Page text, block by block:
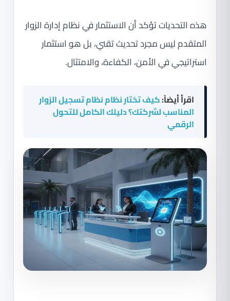
هذه التحديات تؤكد أن الاستثمار في نظام إدارة الزوار
المتقدم ليس مجرد تحديث تقني، بل هو استثمار
استراتيجي في الأمن، الكفاءة، والامتثال.
اقرأ أيضاً:كيف تختار نظام نظام تسجيل الزوار
المناسب لشركتك؟ دليلك الكامل للتحول
الرقمي